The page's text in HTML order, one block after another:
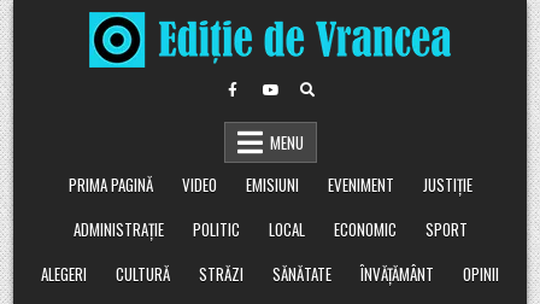
Skip
to
content
MENU
PRIMA PAGINĂ
VIDEO EMISIUNI EVENIMENT
JUSTIȚIE
ADMINISTRAȚIE
POLITIC LOCAL ECONOMIC
SPORT
ALEGERI
CULTURĂ STRĂZI SĂNĂTATE ÎNVĂȚĂMÂNT
OPINII